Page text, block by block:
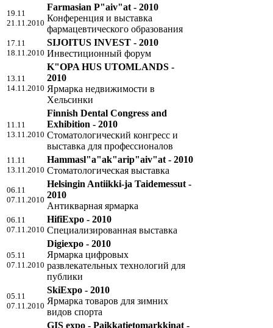
19.11
21.11.2010
Farmasian P"aiv"at - 2010
Конференция и выставка
фармацевтического образования
17.11
18.11.2010
SIJOITUS INVEST - 2010
Инвестиционный форум
13.11
14.11.2010
K"OPA HUS UTOMLANDS -
2010
Ярмарка недвижимости в
Хельсинки
11.11
13.11.2010
Finnish Dental Congress and
Exhibition - 2010
Стоматологический конгресс и
выставка для профессионалов
11.11
13.11.2010
Hammasl"a"ak"arip"aiv"at - 2010
Стоматологическая выставка
06.11
07.11.2010
Helsingin Antiikki-ja Taidemessut -
2010
Антикварная ярмарка
06.11
07.11.2010
HifiExpo - 2010
Специализированная выставка
05.11
07.11.2010
Digiexpo - 2010
Ярмарка цифровых
развлекательных технологий для
публики
05.11
07.11.2010
SkiExpo - 2010
Ярмарка товаров для зимних
видов спорта
GIS expo - Paikkatietomarkkinat -